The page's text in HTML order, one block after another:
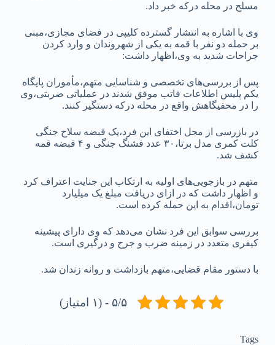
مسلح در محله درکه خبر داد.
وی با اشاره به انتشار گسترده کلیپی در فضای مجازی،مبنی
بر حمله دو نفر با قمه به یکی از شهروندان و وارد کردن
جراحات شدید به وی،اظهار داشت:
پس از بررسی‌های تخصصی و شناسایی متهم،مأموران پایگاه
یکم پلیس اطلاعات فاتب موفق شدند در عملیاتی ضربتی،وی
را در مخفیگاهش واقع در محله درکه دستگیر کنند.
در بازرسی از محل اختفای این فرد،یک قبضه سلاح جنگی
کلت کمری مدل برتا،۳۰ عدد فشنگ جنگی و ۴ قبضه قمه
کشف شد.
متهم در بازجویی‌های اولیه به ارتکاب این جنایت اعتراف کرد
و اظهار داشت که در ازای دریافت مبلغ یک میلیارد
تومان،اقدام به این حمله کرده است.
بررسی سوابق این فرد نشان می‌دهد که وی دارای پیشینه
کیفری متعدد در زمینه ضرب و جرح و درگیری است.
با دستور مقام قضایی،متهم بازداشت و روانه زندان شد.
۵/۵ - (۱ امتیاز)
Tags